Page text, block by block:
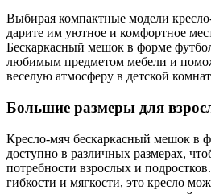
Выбирая компактные модели
дарите им уютное и комфортное
Бескаркасный мешок в форме
любимым предметом мебели и
веселую атмосферу в детской
Большие размеры для
Кресло-мяч бескаркасный мешок в
доступно в различных размерах,
потребности взрослых и
гибкости и мягкости, это кресло